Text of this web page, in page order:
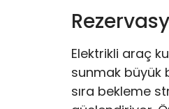
Elektrikli araç
sunmak büyük
sıra bekleme